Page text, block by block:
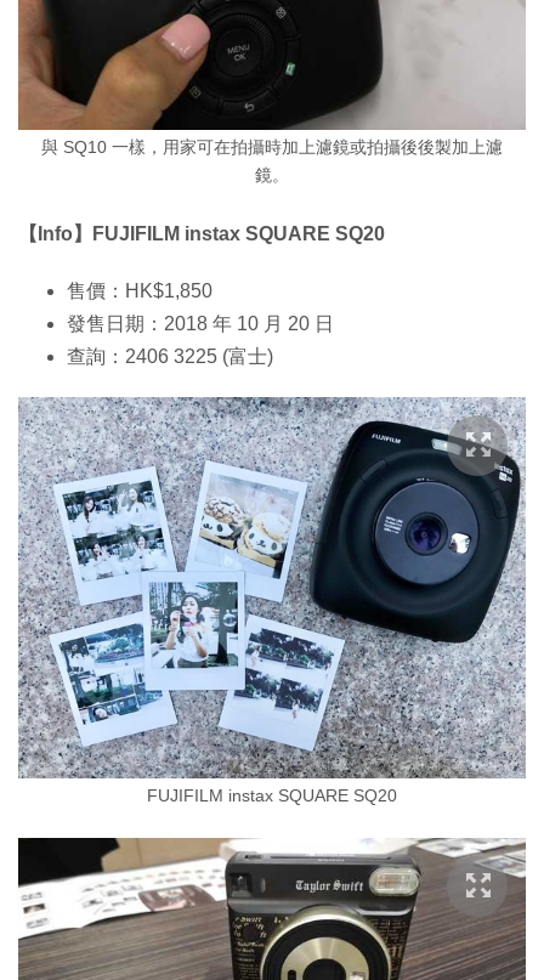
與 SQ10 一樣，用家可在拍攝時加上濾鏡或拍攝後後製加上濾
鏡。
【Info】FUJIFILM instax SQUARE SQ20
售價：HK$1,850
發售日期：2018 年 10 月 20 日
查詢：2406 3225 (富士)
FUJIFILM instax SQUARE SQ20